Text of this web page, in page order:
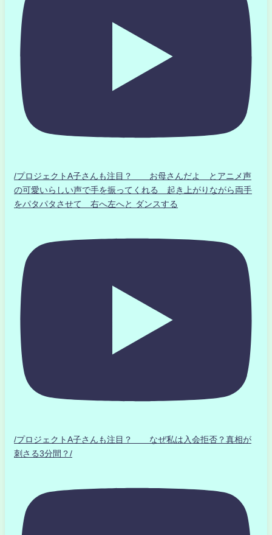
/プロジェクトA子さんも注目？ お母さんだよ とアニメ声
の可愛いらしい声で手を振ってくれる 起き上がりながら両手
をパタパタさせて 右へ左へと ダンスする
/プロジェクトA子さんも注目？ なぜ私は入会拒否？真相が
刺さる3分間？/